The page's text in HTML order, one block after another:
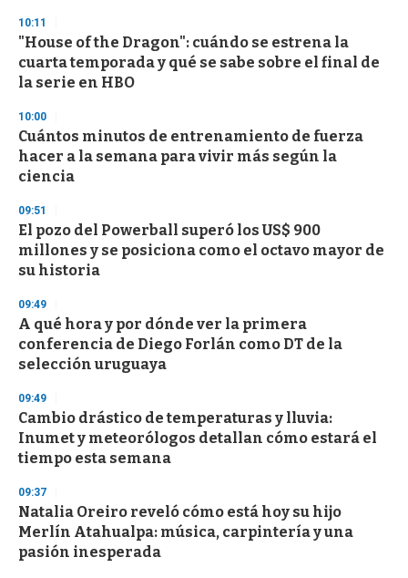
d
s
o
f
3
s
e
c
o
n
10:11
"House of the Dragon": cuándo se estrena la
cuarta temporada y qué se sabe sobre el final de
la serie en HBO
10:00
Cuántos minutos de entrenamiento de fuerza
hacer a la semana para vivir más según la
ciencia
09:51
El pozo del Powerball superó los US$ 900
millones y se posiciona como el octavo mayor de
su historia
09:49
A qué hora y por dónde ver la primera
conferencia de Diego Forlán como DT de la
selección uruguaya
09:49
Cambio drástico de temperaturas y lluvia:
Inumet y meteorólogos detallan cómo estará el
tiempo esta semana
09:37
Natalia Oreiro reveló cómo está hoy su hijo
Merlín Atahualpa: música, carpintería y una
pasión inesperada